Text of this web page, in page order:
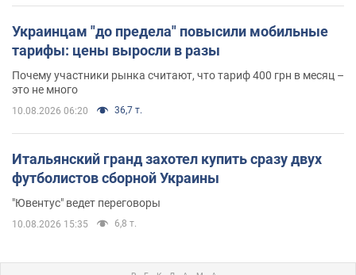
Украинцам "до предела" повысили мобильные
тарифы: цены выросли в разы
Почему участники рынка считают, что тариф 400 грн в месяц –
это не много
10.08.2026 06:20 36,7 т.
Итальянский гранд захотел купить сразу двух
футболистов сборной Украины
"Ювентус" ведет переговоры
10.08.2026 15:35 6,8 т.